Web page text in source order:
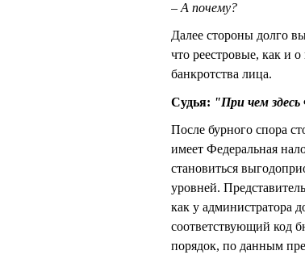
– А почему?
Далее стороны долго
что реестровые, как и
банкротства лица.
Судья: "При чем
После бурного спора
имеет Федеральная
становиться
уровней.
как у администратора
соответствующий код
порядок, по данным